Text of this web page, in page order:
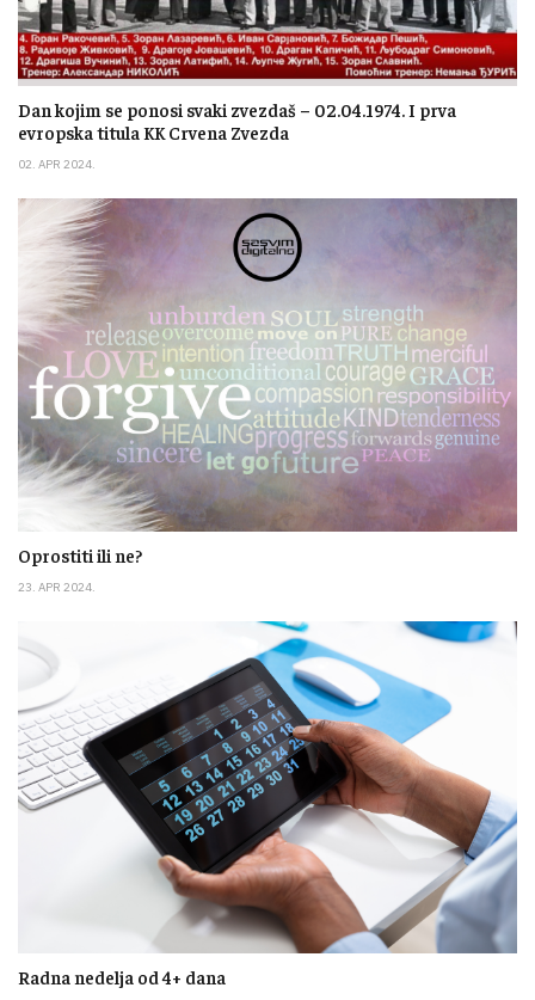
Dan kojim se ponosi svaki zvezdaš – 02.04.1974. I prva
evropska titula KK Crvena Zvezda
02. APR 2024.
Oprostiti ili ne?
23. APR 2024.
Radna nedelja od 4+ dana